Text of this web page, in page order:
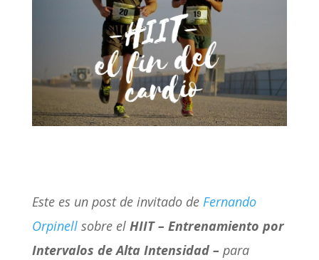
Este es un post de invitado de Fernando
Orpinellsobre el HIIT – Entrenamiento por
Intervalos de Alta Intensidad – para